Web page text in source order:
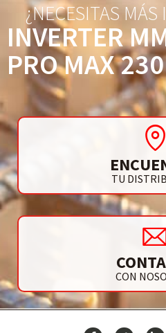
¿NECESITAS
INVERTER
PRO MAX
TU
CON